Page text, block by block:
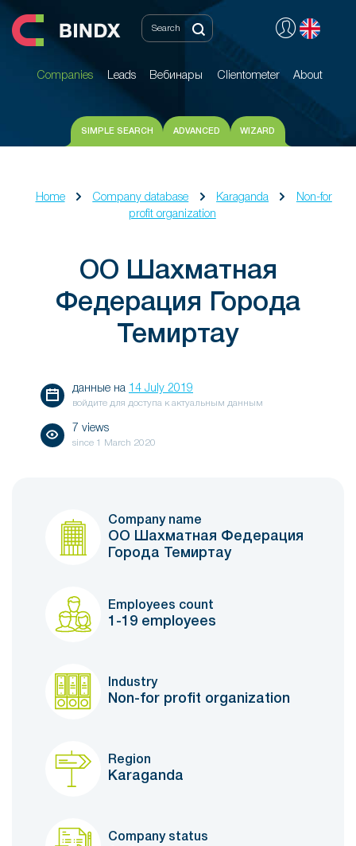
Companies Leads Вебинары Clientometer About
Companies Leads Вебинары Clientometer About
SIMPLE SEARCH ADVANCED WIZARD
Home Company database Karaganda
Non-for
profit organization
ОО Шахматная
Федерация Города
Темиртау
данные на 14 July 2019
войдите для доступа к актуальным данным
7 views
since 1 March 2020
Company name
ОО Шахматная Федерация
Города Темиртау
Employees count
1-19 employees
Industry
Non-for profit organization
Region
Karaganda
Company status